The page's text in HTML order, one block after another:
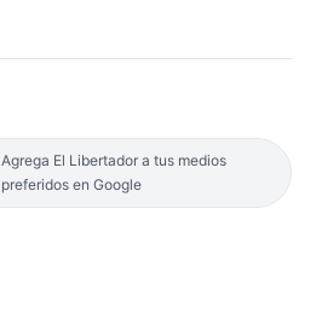
Agrega El Libertador a tus medios
preferidos en Google